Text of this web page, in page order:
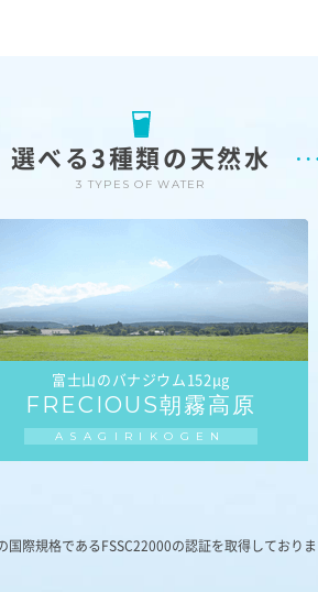
選べる3種類の天然水
3 TYPES OF WATER
富士山のバナジウム152μg
FRECIOUS朝霧高原
ASAGIRIKOGEN
際規格であるFSSC22000の認証を取得しており